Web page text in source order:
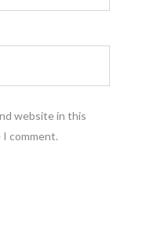
website in this
comment.